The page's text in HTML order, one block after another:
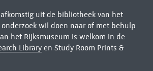
uit de bibliotheek van het
onderzoek wil doen naar of met behulp
het Rijksmuseum is welkom in de
Libraryen Study Room Prints &